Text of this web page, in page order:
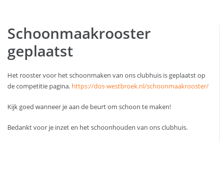
Schoonmaakrooster
geplaatst
Het rooster voor het schoonmaken van ons clubhuis is geplaatst op
de competitie pagina. https://dos-westbroek.nl/schoonmaakrooster/
Kijk goed wanneer je aan de beurt om schoon te maken!
Bedankt voor je inzet en het schoonhouden van ons clubhuis.